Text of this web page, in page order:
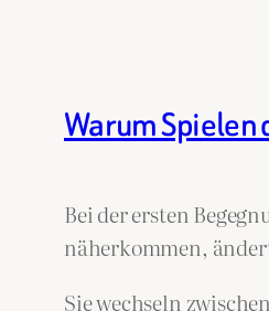
Warum
Bei der ersten
näherkommen,
Sie wechseln